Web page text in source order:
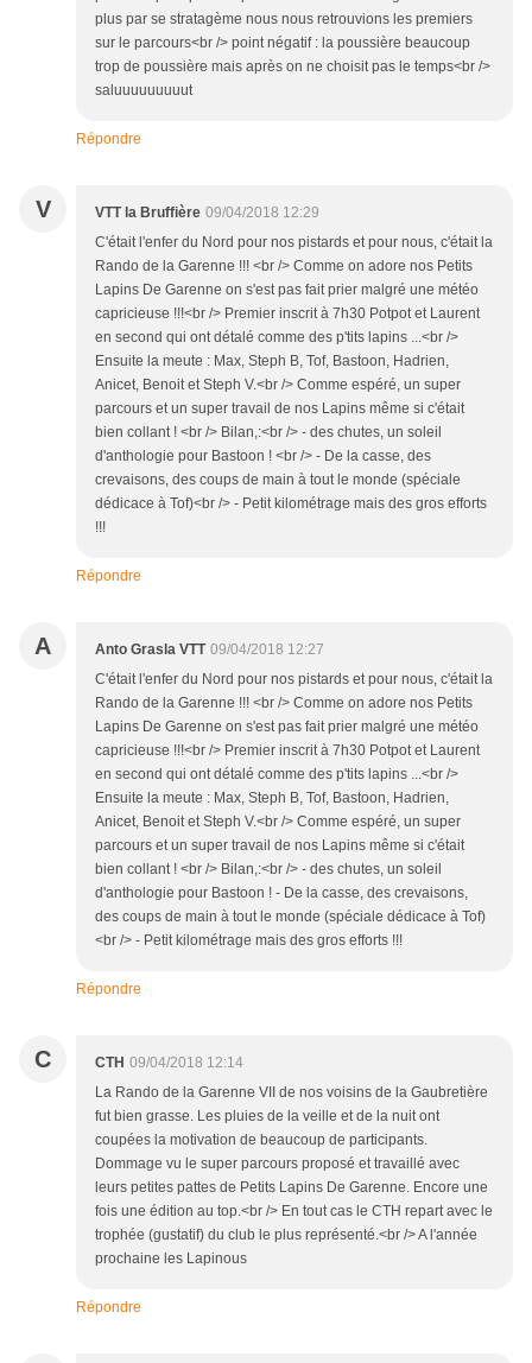
plus par se stratagème nous nous retrouvions les premiers
sur le parcours<br /> point négatif : la poussière beaucoup
trop de poussière mais après on ne choisit pas le temps<br />
saluuuuuuuuut
Répondre
V VTT la Bruffière 09/04/2018 12:29
C'était l'enfer du Nord pour nos pistards et pour nous, c'était la
Rando de la Garenne !!! <br /> Comme on adore nos Petits
Lapins De Garenne on s'est pas fait prier malgré une météo
capricieuse !!!<br /> Premier inscrit à 7h30 Potpot et Laurent
en second qui ont détalé comme des p'tits lapins ...<br />
Ensuite la meute : Max, Steph B, Tof, Bastoon, Hadrien,
Anicet, Benoit et Steph V.<br /> Comme espéré, un super
parcours et un super travail de nos Lapins même si c'était
bien collant ! <br /> Bilan,:<br /> - des chutes, un soleil
d'anthologie pour Bastoon ! <br /> - De la casse, des
crevaisons, des coups de main à tout le monde (spéciale
dédicace à Tof)<br /> - Petit kilométrage mais des gros efforts
!!!
Répondre
A Anto Grasla VTT 09/04/2018 12:27
C'était l'enfer du Nord pour nos pistards et pour nous, c'était la
Rando de la Garenne !!! <br /> Comme on adore nos Petits
Lapins De Garenne on s'est pas fait prier malgré une météo
capricieuse !!!<br /> Premier inscrit à 7h30 Potpot et Laurent
en second qui ont détalé comme des p'tits lapins ...<br />
Ensuite la meute : Max, Steph B, Tof, Bastoon, Hadrien,
Anicet, Benoit et Steph V.<br /> Comme espéré, un super
parcours et un super travail de nos Lapins même si c'était
bien collant ! <br /> Bilan,:<br /> - des chutes, un soleil
d'anthologie pour Bastoon ! - De la casse, des crevaisons,
des coups de main à tout le monde (spéciale dédicace à Tof)
<br /> - Petit kilométrage mais des gros efforts !!!
Répondre
C CTH 09/04/2018 12:14
La Rando de la Garenne VII de nos voisins de la Gaubretière
fut bien grasse. Les pluies de la veille et de la nuit ont
coupées la motivation de beaucoup de participants.
Dommage vu le super parcours proposé et travaillé avec
leurs petites pattes de Petits Lapins De Garenne. Encore une
fois une édition au top.<br /> En tout cas le CTH repart avec le
trophée (gustatif) du club le plus représenté.<br /> A l'année
prochaine les Lapinous
Répondre